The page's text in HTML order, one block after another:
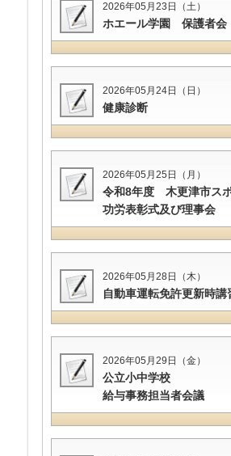
2026年05月23日（土）
ホエール学園 保護者会
2026年05月24日（日）
健康診断
2026年05月25日（月）
令和8年度 木更津市ス
功労表彰式及び理事会
2026年05月28日（木）
自動車運転免許更新時講
2026年05月29日（金）
公立小中学校
給与事務担当者会議